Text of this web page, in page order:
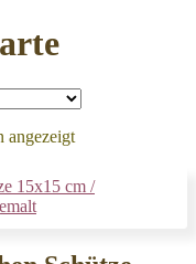
angezeigt